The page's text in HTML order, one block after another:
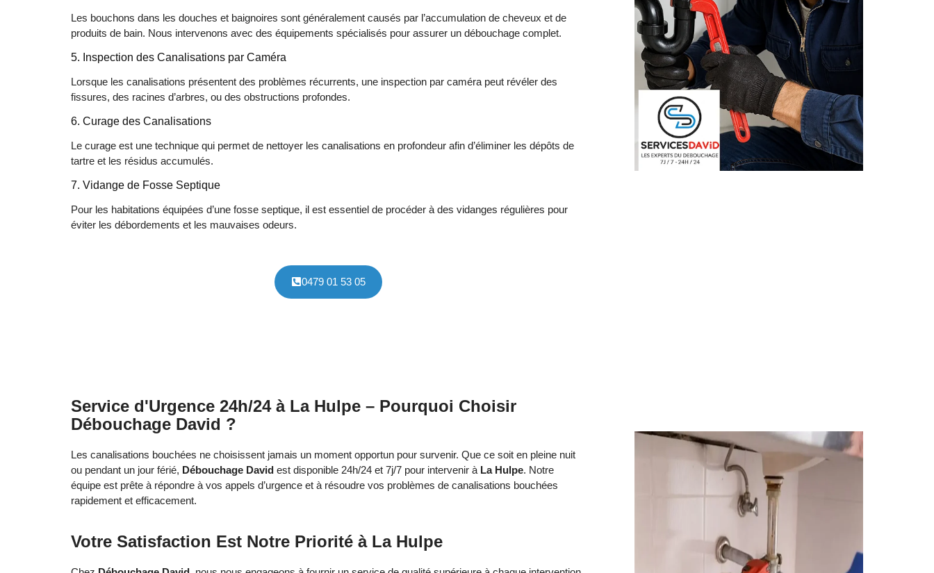
Les bouchons dans les douches et baignoires sont généralement causés par l’accumulation de cheveux et de
produits de bain. Nous intervenons avec des équipements spécialisés pour assurer un débouchage complet.
5. Inspection des Canalisations par Caméra
Lorsque les canalisations présentent des problèmes récurrents, une inspection par caméra peut révéler des
fissures, des racines d’arbres, ou des obstructions profondes.
6. Curage des Canalisations
Le curage est une technique qui permet de nettoyer les canalisations en profondeur afin d’éliminer les dépôts de
tartre et les résidus accumulés.
7. Vidange de Fosse Septique
Pour les habitations équipées d’une fosse septique, il est essentiel de procéder à des vidanges régulières pour
éviter les débordements et les mauvaises odeurs.
0479 01 53 05
Service d'Urgence 24h/24 à La Hulpe – Pourquoi Choisir
Débouchage David ?
Les canalisations bouchées ne choisissent jamais un moment opportun pour survenir. Que ce soit en pleine nuit
ou pendant un jour férié, Débouchage David est disponible 24h/24 et 7j/7 pour intervenir à La Hulpe. Notre
équipe est prête à répondre à vos appels d’urgence et à résoudre vos problèmes de canalisations bouchées
rapidement et efficacement.
Votre Satisfaction Est Notre Priorité à La Hulpe